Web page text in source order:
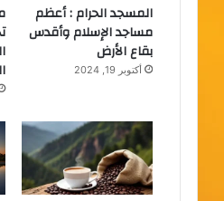
المسجد الحرام : أعظم
مساجد الإسلام وأقدس
بقاع الأرض
أكتوبر 19, 2024